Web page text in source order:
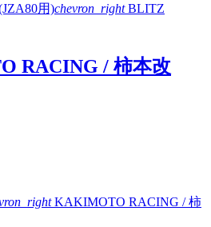
用)chevron_right BLITZ
RACING / 柿本改
KAKIMOTO RACING / 柿